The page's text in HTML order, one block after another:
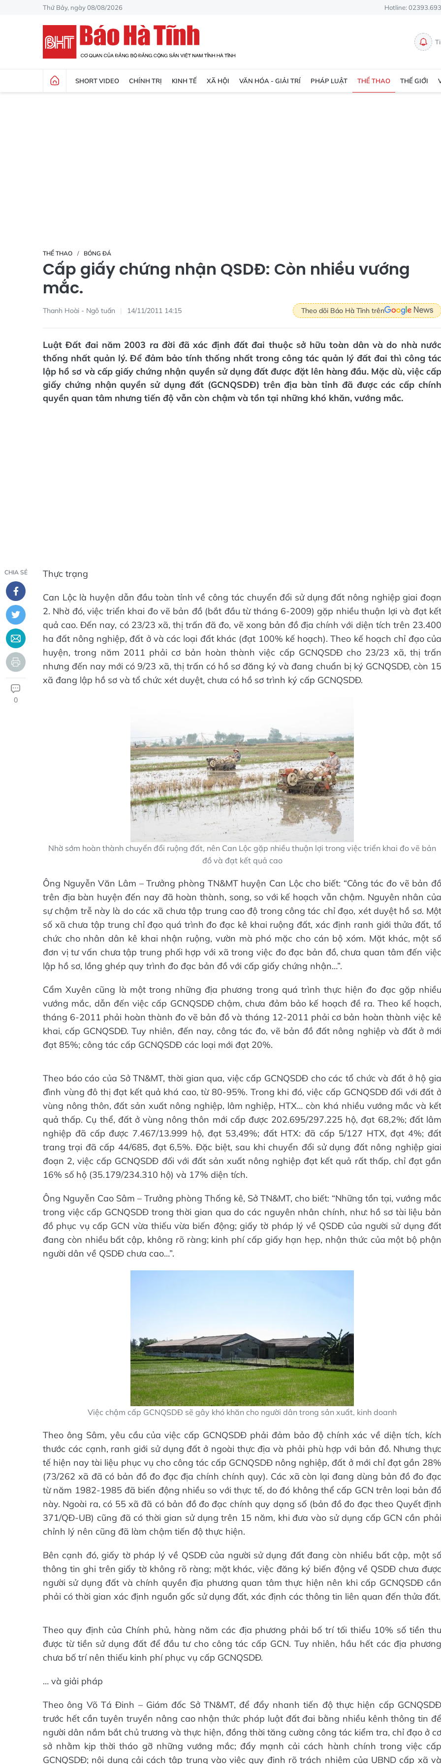
Thứ Bảy, ngày 08/08/2026 Hotline:
SHORT VIDEO CHÍNH TRỊ KINH TẾ XÃ HỘI VĂN HÓA - GIẢI TRÍ PHÁP LUẬT THỂ THAO THẾ GIỚI
THỂ THAO BÓNG ĐÁ
Cấp giấy chứng nhận QSDĐ: Còn nhiều vướng
mắc.
Thanh Hoài - Ngô tuấn 14/11/2011 14:15 Theo dõi Báo Hà Tĩnh trên
Luật Đất đai năm 2003 ra đời đã xác định đất đai thuộc sở hữu toàn dân và do nhà nước
thống nhất quản lý. Để đảm bảo tính thống nhất trong công tác quản lý đất đai thì công tác
lập hồ sơ và cấp giấy chứng nhận quyền sử dụng đất được đặt lên hàng đầu. Mặc dù, việc cấp
giấy chứng nhận quyền sử dụng đất (GCNQSDĐ) trên địa bàn tỉnh đã được các cấp chính
quyền quan tâm nhưng tiến độ vẫn còn chậm và tồn tại những khó khăn, vướng mắc.
CHIA SẺ
0
Thực trạng
Can Lộc là huyện dẫn đầu toàn tỉnh về công tác chuyển đổi sử dụng đất nông nghiệp giai đoạn
2. Nhờ đó, việc triển khai đo vẽ bản đồ (bắt đầu từ tháng 6-2009) gặp nhiều thuận lợi và đạt kết
quả cao. Đến nay, có 23/23 xã, thị trấn đã đo, vẽ xong bản đồ địa chính với diện tích trên 23.400
ha đất nông nghiệp, đất ở và các loại đất khác (đạt 100% kế hoạch). Theo kế hoạch chỉ đạo của
huyện, trong năm 2011 phải cơ bản hoàn thành việc cấp GCNQSDĐ cho 23/23 xã, thị trấn
nhưng đến nay mới có 9/23 xã, thị trấn có hồ sơ đăng ký và đang chuẩn bị ký GCNQSDĐ, còn 15
xã đang lập hồ sơ và tổ chức xét duyệt, chưa có hồ sơ trình ký cấp GCNQSDĐ.
Nhờ sớm hoàn thành chuyển đổi ruộng đất, nên Can Lộc gặp nhiều thuận lợi trong việc triển khai đo vẽ bản
đồ và đạt kết quả cao
Ông Nguyễn Văn Lâm – Trưởng phòng TN&MT huyện Can Lộc cho biết: “Công tác đo vẽ bản đồ
trên địa bàn huyện đến nay đã hoàn thành, song, so với kế hoạch vẫn chậm. Nguyên nhân của
sự chậm trễ này là do các xã chưa tập trung cao độ trong công tác chỉ đạo, xét duyệt hồ sơ. Một
số xã chưa tập trung chỉ đạo quá trình đo đạc kê khai ruộng đất, xác định ranh giới thửa đất, tổ
chức cho nhân dân kê khai nhận ruộng, vườn mà phó mặc cho cán bộ xóm. Mặt khác, một số
đơn vị tư vấn chưa tập trung phối hợp với xã trong việc đo đạc bản đồ, chưa quan tâm đến việc
lập hồ sơ, lồng ghép quy trình đo đạc bản đồ với cấp giấy chứng nhận…”.
Cẩm Xuyên cũng là một trong những địa phương trong quá trình thực hiện đo đạc gặp nhiều
vướng mắc, dẫn đến việc cấp GCNQSDĐ chậm, chưa đảm bảo kế hoạch đề ra. Theo kế hoạch,
tháng 6-2011 phải hoàn thành đo vẽ bản đồ và tháng 12-2011 phải cơ bản hoàn thành việc kê
khai, cấp GCNQSDĐ. Tuy nhiên, đến nay, công tác đo, vẽ bản đồ đất nông nghiệp và đất ở mới
đạt 85%; công tác cấp GCNQSDĐ các loại mới đạt 20%.
Theo báo cáo của Sở TN&MT, thời gian qua, việc cấp GCNQSDĐ cho các tổ chức và đất ở hộ gia
đình vùng đô thị đạt kết quả khá cao, từ 80-95%. Trong khi đó, việc cấp GCNQSDĐ đối với đất ở
vùng nông thôn, đất sản xuất nông nghiệp, lâm nghiệp, HTX… còn khá nhiều vướng mắc và kết
quả thấp. Cụ thể, đất ở vùng nông thôn mới cấp được 202.695/297.225 hộ, đạt 68,2%; đất lâm
nghiệp đã cấp được 7.467/13.999 hộ, đạt 53,49%; đất HTX: đã cấp 5/127 HTX, đạt 4%; đất
trang trại đã cấp 44/685, đạt 6,5%. Đặc biệt, sau khi chuyển đổi sử dụng đất nông nghiệp giai
đoạn 2, việc cấp GCNQSDĐ đối với đất sản xuất nông nghiệp đạt kết quả rất thấp, chỉ đạt gần
16% số hộ (35.179/234.310 hộ) và 17% diện tích.
Ông Nguyễn Cao Sâm – Trưởng phòng Thống kê, Sở TN&MT, cho biết: “Những tồn tại, vướng mắc
trong việc cấp GCNQSDĐ trong thời gian qua do các nguyên nhân chính, như: hồ sơ tài liệu bản
đồ phục vụ cấp GCN vừa thiếu vừa biến động; giấy tờ pháp lý về QSDĐ của người sử dụng đất
đang còn nhiều bất cập, không rõ ràng; kinh phí cấp giấy hạn hẹp, nhận thức của một bộ phận
người dân về QSDĐ chưa cao…”.
Việc chậm cấp GCNQSDĐ sẽ gây khó khăn cho người dân trong sản xuất, kinh doanh
Theo ông Sâm, yêu cầu của việc cấp GCNQSDĐ phải đảm bảo độ chính xác về diện tích, kích
thước các cạnh, ranh giới sử dụng đất ở ngoài thực địa và phải phù hợp với bản đồ. Nhưng thực
tế hiện nay tài liệu phục vụ cho công tác cấp GCNQSDĐ nông nghiệp, đất ở mới chỉ đạt gần 28%
(73/262 xã đã có bản đồ đo đạc địa chính chính quy). Các xã còn lại đang dùng bản đồ đo đạc
từ năm 1982-1985 đã biến động nhiều so với thực tế, do đó không thể cấp GCN trên loại bản đồ
này. Ngoài ra, có 55 xã đã có bản đồ đo đạc chính quy dạng số (bản đồ đo đạc theo Quyết định
371/QĐ-UB) cũng đã có thời gian sử dụng trên 15 năm, khi đưa vào sử dụng cấp GCN cần phải
chỉnh lý nên cũng đã làm chậm tiến độ thực hiện.
Bên cạnh đó, giấy tờ pháp lý về QSDĐ của người sử dụng đất đang còn nhiều bất cập, một số
thông tin ghi trên giấy tờ không rõ ràng; mặt khác, việc đăng ký biến động về QSDĐ chưa được
người sử dụng đất và chính quyền địa phương quan tâm thực hiện nên khi cấp GCNQSDĐ cần
phải có thời gian xác định nguồn gốc sử dụng đất, xác định các thông tin liên quan đến thửa đất.
Theo quy định của Chính phủ, hàng năm các địa phương phải bố trí tối thiểu 10% số tiền thu
được từ tiền sử dụng đất để đầu tư cho công tác cấp GCN. Tuy nhiên, hầu hết các địa phương
chưa bố trí nên thiếu kinh phí phục vụ cấp GCNQSDĐ.
… và giải pháp
Theo ông Võ Tá Đinh – Giám đốc Sở TN&MT, để đẩy nhanh tiến độ thực hiện cấp GCNQSDĐ
trước hết cần tuyên truyền nâng cao nhận thức pháp luật đất đai bằng nhiều kênh thông tin để
người dân nắm bắt chủ trương và thực hiện, đồng thời tăng cường công tác kiểm tra, chỉ đạo ở cơ
sở nhằm kịp thời tháo gỡ những vướng mắc; đẩy mạnh cải cách hành chính trong việc cấp
GCNQSDĐ; nội dung cải cách tập trung vào việc quy định rõ trách nhiệm của UBND cấp xã và